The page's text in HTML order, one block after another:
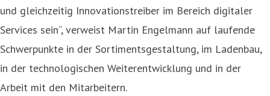
und gleichzeitig Innovationstreiber im Bereich digitaler
Services sein“, verweist Martin Engelmann auf laufende
Schwerpunkte in der Sortimentsgestaltung, im Ladenbau,
in der technologischen Weiterentwicklung und in der
Arbeit mit den Mitarbeitern.